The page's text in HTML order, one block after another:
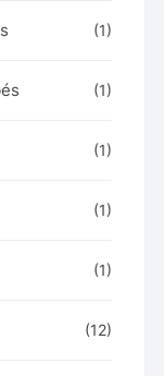
(1)
(1)
(1)
(1)
(1)
(12)